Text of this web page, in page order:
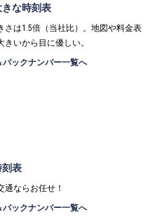
な時刻表
さは1.5倍（当社比）。地図や料金表
きいから目に優しい。
バックナンバー一覧へ
刻表
通ならお任せ！
バックナンバー一覧へ